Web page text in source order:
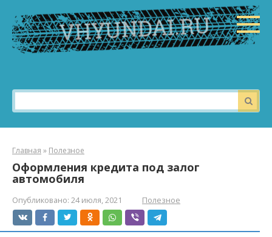
контенту
Поиск:
Главная » Полезное
Оформления кредита под залог
автомобиля
Опубликовано: 24 июля, 2021 Полезное